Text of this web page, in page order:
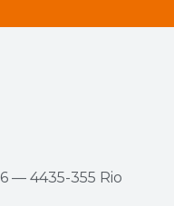
— 4435-355 Rio